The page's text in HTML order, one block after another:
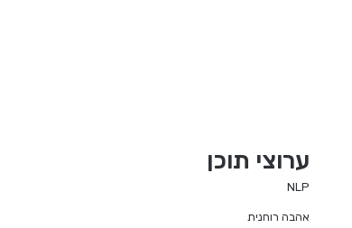
ערוצי תוכן
NLP
אהבה רוחנית